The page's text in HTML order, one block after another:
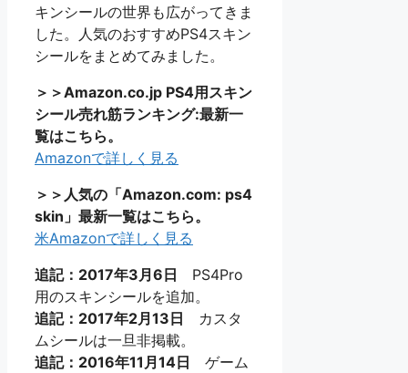
キンシールの世界も広がってきま
した。人気のおすすめPS4スキン
シールをまとめてみました。
＞＞Amazon.co.jp PS4用スキン
シール売れ筋ランキング:最新一
覧はこちら。
Amazonで詳しく見る
＞＞人気の「Amazon.com: ps4
skin」最新一覧はこちら。
米Amazonで詳しく見る
追記：2017年3月6日 PS4Pro
用のスキンシールを追加。
追記：2017年2月13日 カスタ
ムシールは一旦非掲載。
追記：2016年11月14日 ゲーム